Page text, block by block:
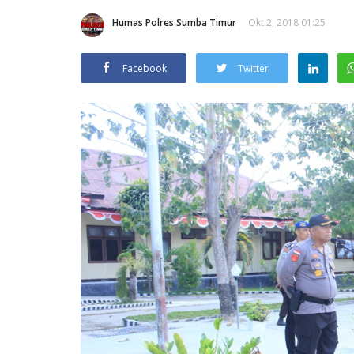
Humas Polres Sumba Timur Okt 2, 2018 01:25
Facebook Twitter